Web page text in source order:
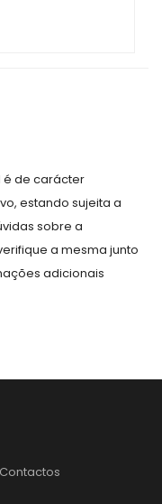
é de carácter
estando sujeita a
sobre a
a mesma junto
adicionais
Contactos